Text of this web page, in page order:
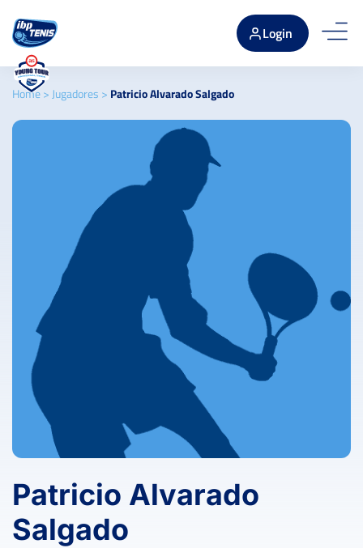
Login
Home> Jugadores > Patricio Alvarado Salgado
Patricio Alvarado
Salgado